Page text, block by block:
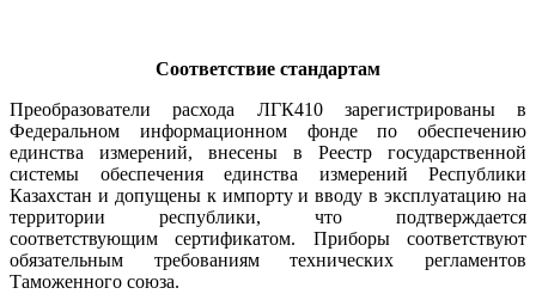
Соответствие стандартам
Преобразователи расхода ЛГК410 зарегистрированы в
Федеральном информационном фонде по обеспечению
единства измерений, внесены в Реестр государственной
системы обеспечения единства измерений Республики
Казахстан и допущены к импорту и вводу в эксплуатацию на
территории республики, что подтверждается
соответствующим сертификатом. Приборы соответствуют
обязательным требованиям технических регламентов
Таможенного союза.